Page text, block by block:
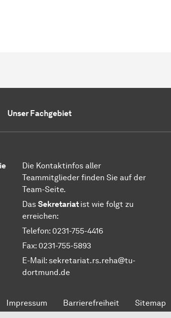
Unser Fachgebiet
Die Kontaktinfos aller
Teammitglieder finden Sie auf der
Team-Seite.
Das Sekretariat ist wie folgt zu
erreichen:
Telefon: 0231-755-4416
Fax: 0231-755-5893
E-Mail: sekretariat.rs.reha@tu-
dortmund.de
Impressum Barrierefreiheit
Sitemap